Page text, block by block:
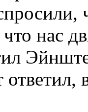
что нас